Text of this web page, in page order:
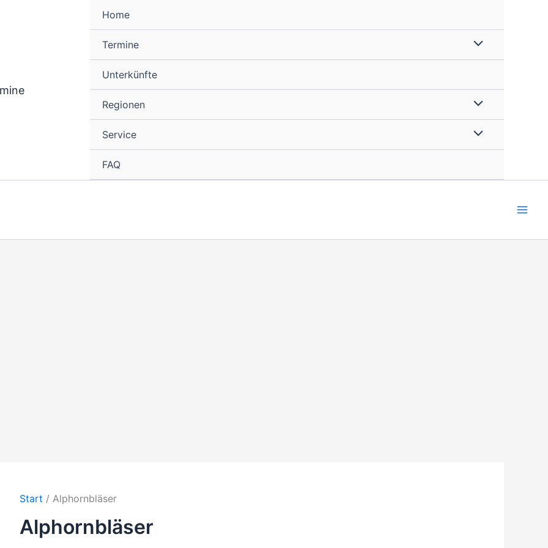
Home
Termine
Unterkünfte
Regionen
Service
FAQ
Start Alphornbläser
Alphornbläser